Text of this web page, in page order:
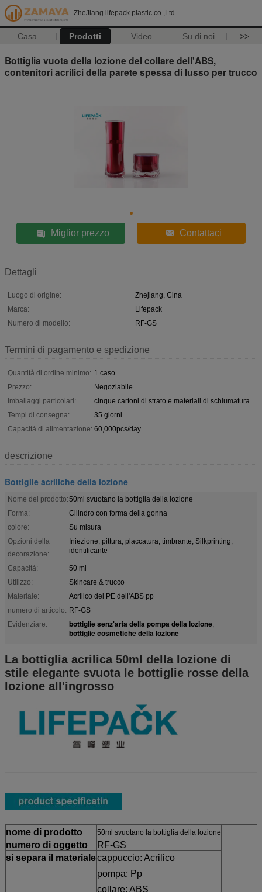
ZheJiang lifepack plastic co.,Ltd
Casa. Prodotti Video Su di noi >>
Bottiglia vuota della lozione del collare dell'ABS,
contenitori acrilici della parete spessa di lusso per trucco
Miglior prezzo Contattaci
Dettagli
Luogo di origine:
Zhejiang, Cina
Marca:
Lifepack
Numero di modello:
RF-GS
Termini di pagamento e spedizione
Quantità di ordine minimo: 1 caso
Prezzo:
Negoziabile
Imballaggi particolari:
cinque cartoni di strato e materiali di schiumatura
Tempi di consegna:
35 giorni
Capacità di alimentazione: 60,000pcs/day
descrizione
Bottiglie acriliche della lozione
Nome del prodotto:50ml svuotano la bottiglia della lozione
Forma:
Cilindro con forma della gonna
colore:
Su misura
Opzioni della
decorazione:
Iniezione, pittura, placcatura, timbrante, Silkprinting,
identificante
Capacità:
50 ml
Utilizzo:
Skincare & trucco
Materiale:
Acrilico del PE dell'ABS pp
numero di articolo: RF-GS
Evidenziare:
bottiglie senz'aria della pompa della lozione,
bottiglie cosmetiche della lozione
La bottiglia acrilica 50ml della lozione di
stile elegante svuota le bottiglie rosse della
lozione all'ingrosso
nome di prodotto 50ml svuotano la bottiglia della lozione
numero di oggetto
RF-GS
si separa il materialecappuccio: Acrilico
pompa: Pp
collare: ABS